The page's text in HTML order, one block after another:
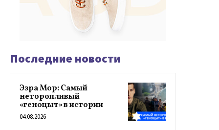
Последние новости
Эзра Мор: Самый
неторопливый
«геноцыт» в истории
04.08.2026